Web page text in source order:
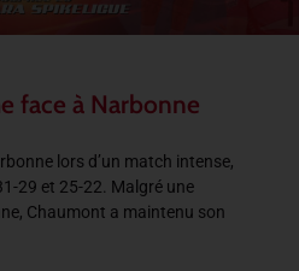
face à Narbonne
lors d’un match intense,
29 et 25-22. Malgré une
Chaumont a maintenu son